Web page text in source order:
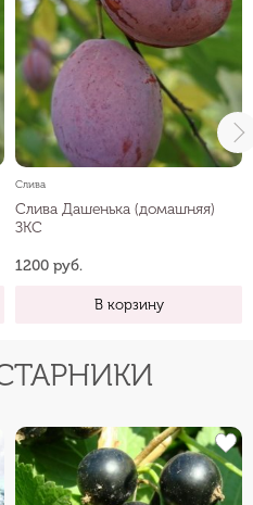
Слива
Слива Дашенька (домашняя)
ЗКС
1200 руб.
В корзину